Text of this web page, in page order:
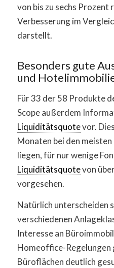
von bis zu sechs Prozent
Verbesserung im
darstellt.
Besonders gute
und
Für 33 der 58 Produkte
Scope außerdem
Liquiditätsquotevor.
Monaten bei den
liegen, für nur wenige
Liquiditätsquotevon
vorgesehen.
Natürlich unterscheiden
verschiedenen
Interesse an
Homeoffice-Regelungen
Büroflächen deutlich